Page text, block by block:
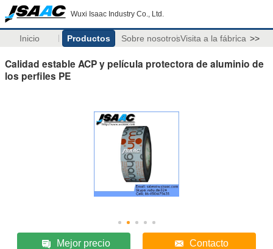
Wuxi Isaac Industry Co., Ltd.
Inicio Productos Sobre nosotrosVisita a la fábrica >>
Calidad estable ACP y película protectora de aluminio de
los perfiles PE
Mejor precio Contacto